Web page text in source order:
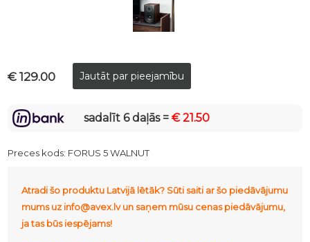
€ 129.00
sadalīt 6 daļās =€ 21.50
Preces kods: FORUS 5 WALNUT
Atradi šo produktu Latvijā lētāk? Sūti saiti ar šo piedāvājumu
mums uz info@avex.lv un saņem mūsu cenas piedāvājumu,
ja tas būs iespējams!